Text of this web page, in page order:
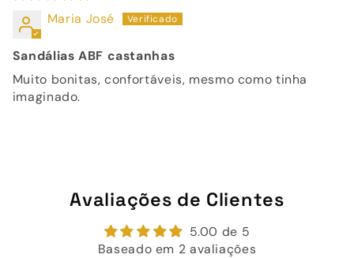
Maria José
Sandálias ABF castanhas
Muito bonitas, confortáveis, mesmo como tinha
imaginado.
Avaliações de Clientes
5.00 de 5
Baseado em 2 avaliações